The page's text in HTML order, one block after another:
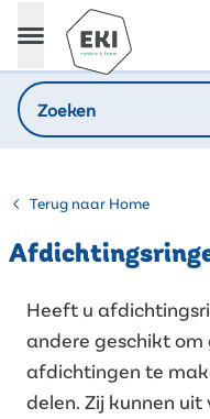
Terug naar Home
Heeft u
andere geschikt
afdichtingen te
delen. Zij kunnen uit